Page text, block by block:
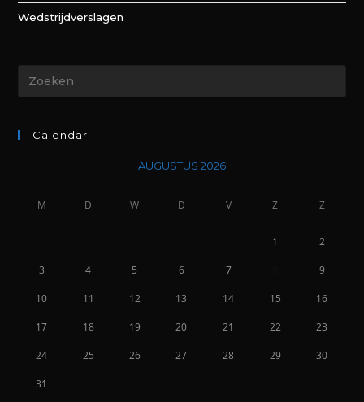
Wedstrijdverslagen
Calendar
AUGUSTUS 2026
M D W D V Z Z
1 2
3 4 5 6 7 9
10 11 12 13 14 15 16
17 18 19 20 21 22 23
24 25 26 27 28 29 30
31